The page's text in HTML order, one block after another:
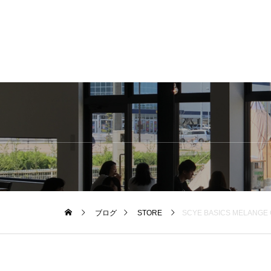
ブログ STORE SCYE BASICS